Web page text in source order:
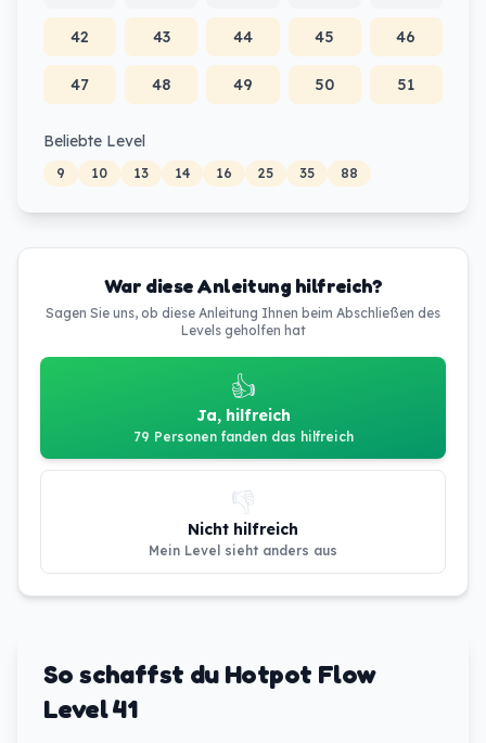
42 43 44 45 46
47 48 49 50 51
Beliebte Level
9 10 13 14 16 25 35 88
War diese Anleitung hilfreich?
Sagen Sie uns, ob diese Anleitung Ihnen beim Abschließen des
Levels geholfen hat
👍
Ja, hilfreich
79 Personen fanden das hilfreich
👎
Nicht hilfreich
Mein Level sieht anders aus
So schaffst du Hotpot Flow
Level 41